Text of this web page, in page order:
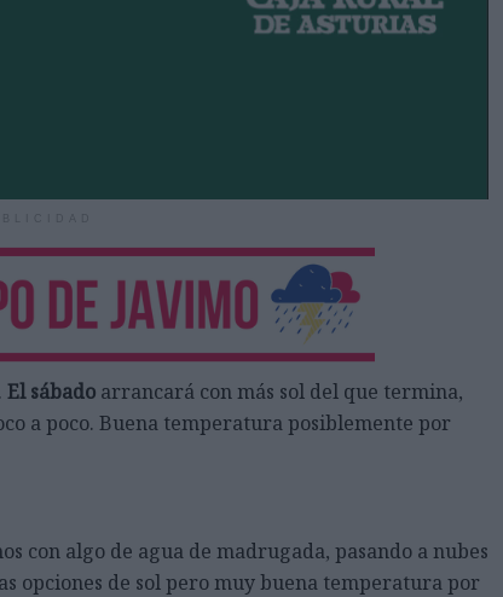
El sábado arrancará con más sol del que termina,
a poco. Buena temperatura posiblemente por
con algo de agua de madrugada, pasando a nubes
opciones de sol pero muy buena temperatura por